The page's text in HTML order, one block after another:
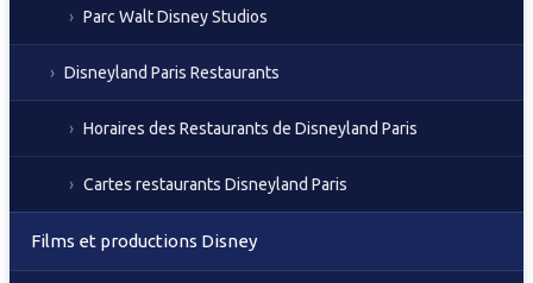
Parc Walt Disney Studios
Disneyland Paris Restaurants
Horaires des Restaurants de Disneyland Paris
Cartes restaurants Disneyland Paris
Films et productions Disney